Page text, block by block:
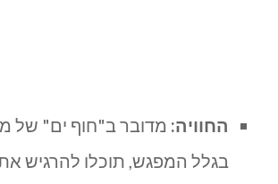
החוויה: מדובר ב"חוף ים" של
בגלל המפגש, תוכלו להרגיש